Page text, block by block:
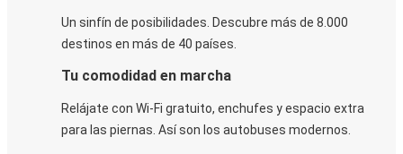
Un sinfín de posibilidades. Descubre más de 8.000
destinos en más de 40 países.
Tu comodidad en marcha
Relájate con Wi-Fi gratuito, enchufes y espacio extra
para las piernas. Así son los autobuses modernos.